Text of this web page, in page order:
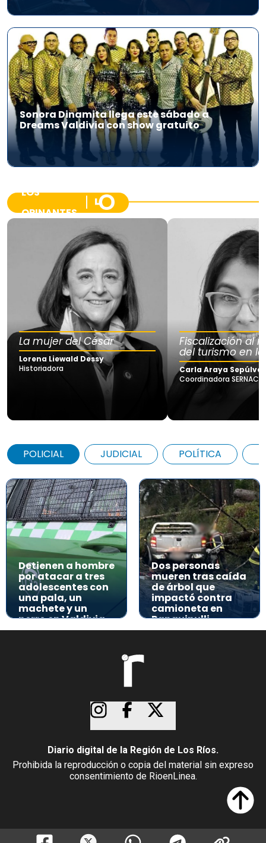
Sonora Dinamita llega este sábado a
Dreams Valdivia con show gratuito
LOS
OPINANTES
La mujer del César
Lorena Liewald Dessy
Historiadora
Fiscalización al
del turismo en
Carla Araya
Coordinadora SERNAC
POLICIAL JUDICIAL POLÍTICA
Detienen a hombre
por atacar a tres
adolescentes con
una pala, un
machete y un
perro en Valdivia
Dos personas
mueren tras caída
de árbol que
impactó contra
camioneta en
Panguipulli
Diario digital de la Región de Los Ríos.
Prohibida la reproducción o copia del material sin expreso
consentimiento de RioenLinea.